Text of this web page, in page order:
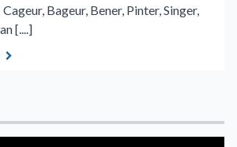
Bageur, Bener, Pinter, Singer,
[....]